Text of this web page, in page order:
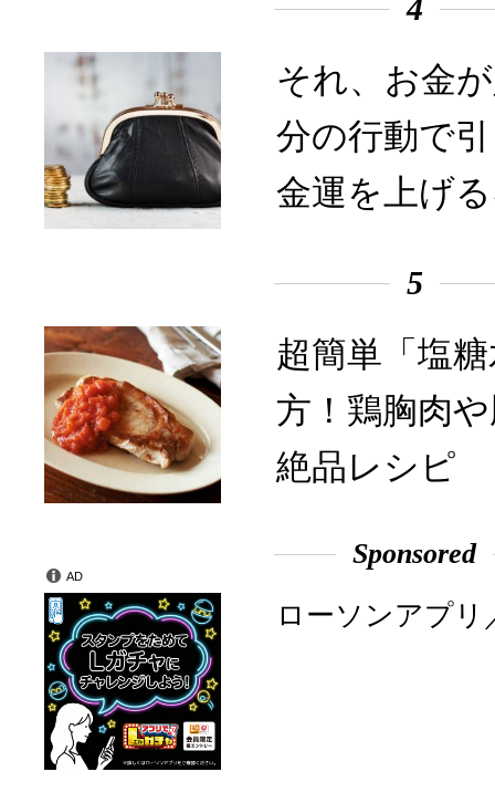
4
それ、お金
分の行動で
金運を上げ
5
超簡単「塩
方！鶏胸肉
絶品レシピ
Sponsored
ローソンアプ
AD